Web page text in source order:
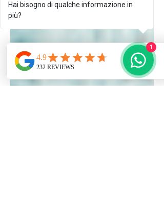
Hai bisogno di qualche informazione in
più?
1